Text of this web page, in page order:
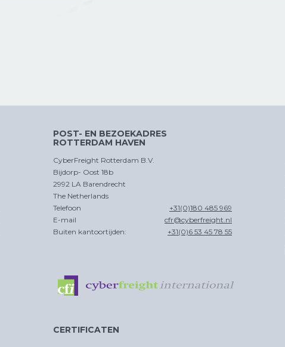
POST- EN BEZOEKADRES
ROTTERDAM HAVEN
CyberFreight Rotterdam B.V.
Bijdorp- Oost 18b
2992 LA Barendrecht
The Netherlands
Telefoon
+31(0)180 485 969
E-mail
cfr@cyberfreight.nl
Buiten kantoortijden:
+31(0)6 53 45 78 55
CERTIFICATEN